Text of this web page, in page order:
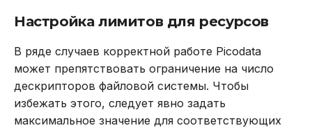
Настройка лимитов для ресурсов
В ряде случаев корректной работе Picodata
может препятствовать ограничение на число
дескрипторов файловой системы. Чтобы
избежать этого, следует явно задать
максимальное значение для соответствующих